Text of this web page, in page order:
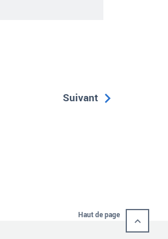
Suivant
Haut de page